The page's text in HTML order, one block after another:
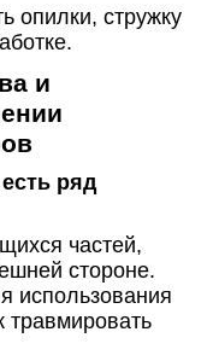
опилки, стружку
и
ряд
частей,
стороне.
использования
травмировать